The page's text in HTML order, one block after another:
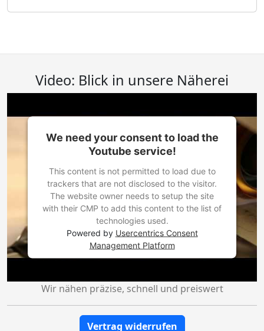
Video: Blick in unsere Näherei
We need your consent to load the
Youtube service!
This content is not permitted to load due to
trackers that are not disclosed to the visitor.
The website owner needs to setup the site
with their CMP to add this content to the list of
technologies used.
Powered by Usercentrics Consent
Management Platform
Wir nähen präzise, schnell und preiswert
Vertrag widerrufen